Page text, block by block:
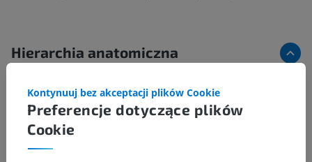
Hierarchia anatomiczna
Anatomia człowieka 1
Anatomia układu kostnego
Centralny system nerwowy
Preferencje dotyczące plików
Cookie
Kontynuuj bez akceptacji plików Cookie